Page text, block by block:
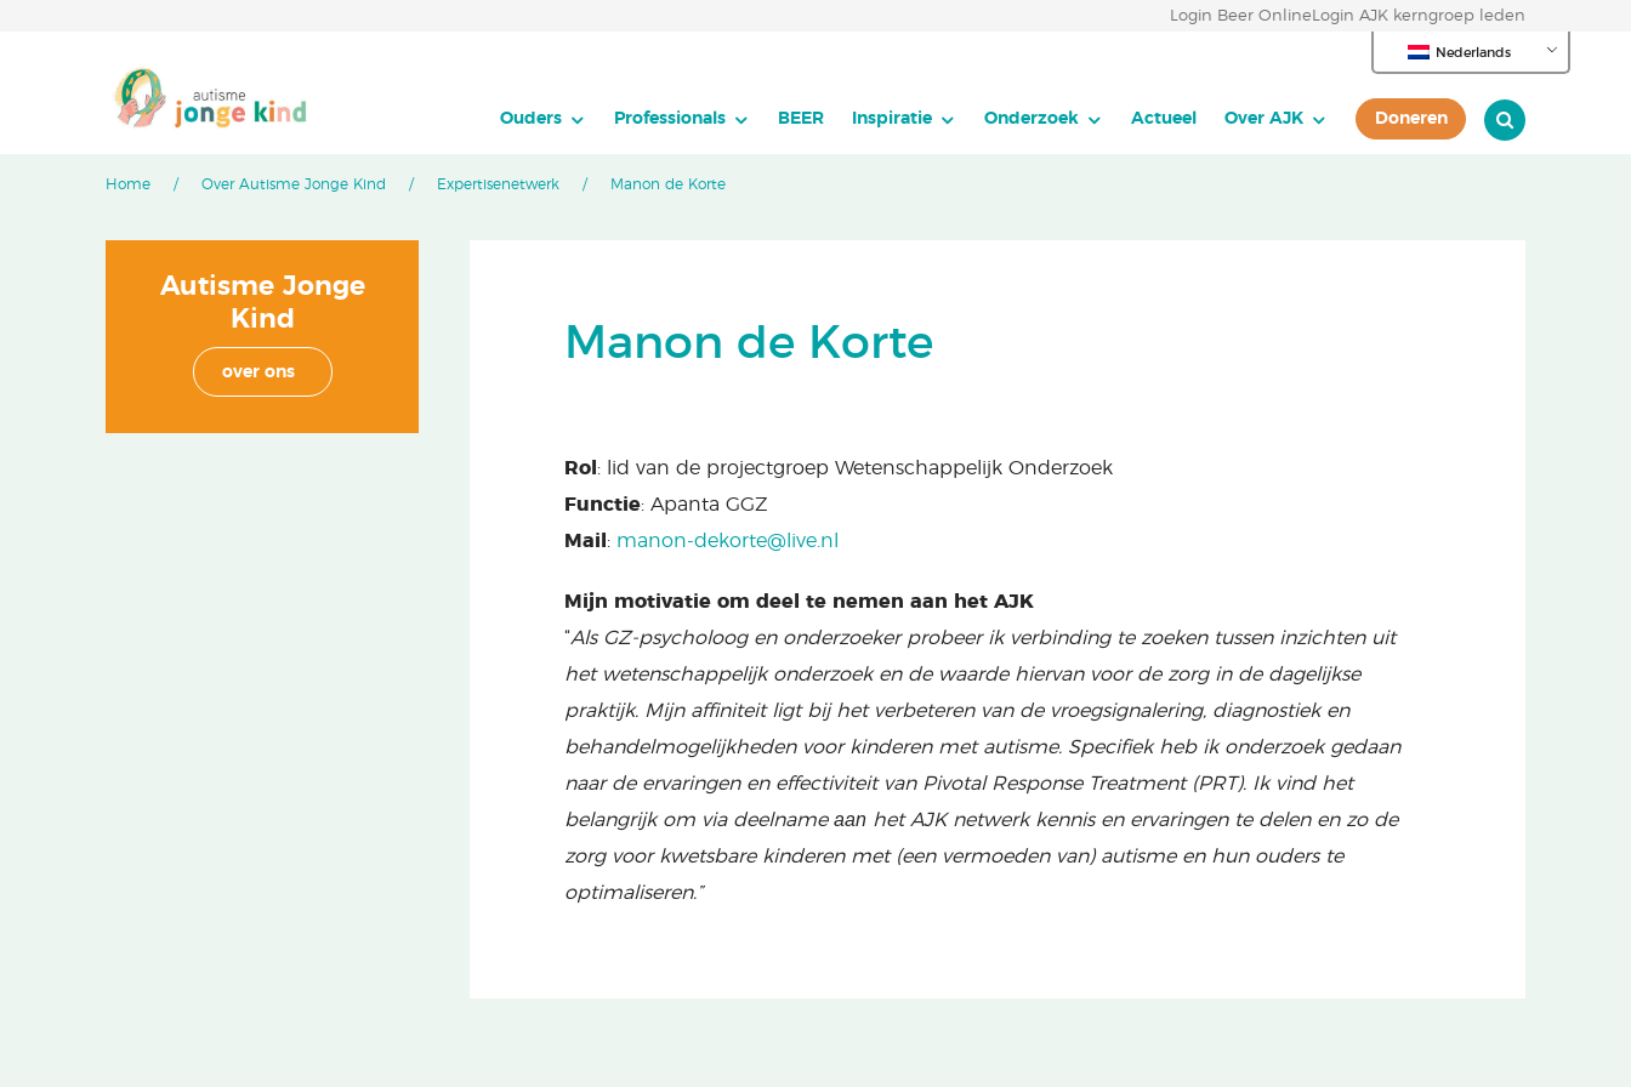
Login Beer Online Login AJK kerngroep leden
Nederlands
Ouders Professionals BEER Inspiratie Onderzoek Actueel Over AJK Doneren
Home Over Autisme Jonge Kind Expertisenetwerk Manon de Korte
Manon de Korte
Rol : lid van de projectgroep Wetenschappelijk Onderzoek
Functie: Apanta GGZ
Mail : manon-dekorte@live.nl
Mijn motivatie om deel te nemen aan het AJK
“Als GZ-psycholoog en onderzoeker probeer ik verbinding te zoeken tussen inzichten uit
het wetenschappelijk onderzoek en de waarde hiervan voor de zorg in de dagelijkse
praktijk. Mijn affiniteit ligt bij het verbeteren van de vroegsignalering, diagnostiek en
behandelmogelijkheden voor kinderen met autisme. Specifiek heb ik onderzoek gedaan
naar de ervaringen en effectiviteit van Pivotal Response Treatment (PRT). Ik vind het
belangrijk om via deelname aan het AJK netwerk kennis en ervaringen te delen en zo de
zorg voor kwetsbare kinderen met (een vermoeden van) autisme en hun ouders te
optimaliseren.”
Autisme Jonge
Kind
over ons